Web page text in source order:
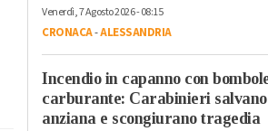
Venerdì, 7 Agosto 2026 - 08:15
CRONACA-ALESSANDRIA
Incendio in capanno con
carburante: Carabinieri salvano
anziana e scongiurano tragedia